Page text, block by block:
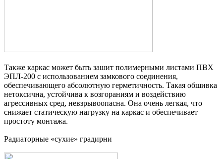
Также каркас может быть зашит полимерными листами ПВХ
ЭПЛ-200 с использованием замкового соединения,
обеспечивающего абсолютную герметичность. Такая обшивка
нетоксична, устойчива к возгораниям и воздействию
агрессивных сред, невзрывоопасна. Она очень легкая, что
снижает статическую нагрузку на каркас и обеспечивает
простоту монтажа.
Радиаторные «сухие» градирни